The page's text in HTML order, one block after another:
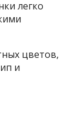
легко
цветов,
и